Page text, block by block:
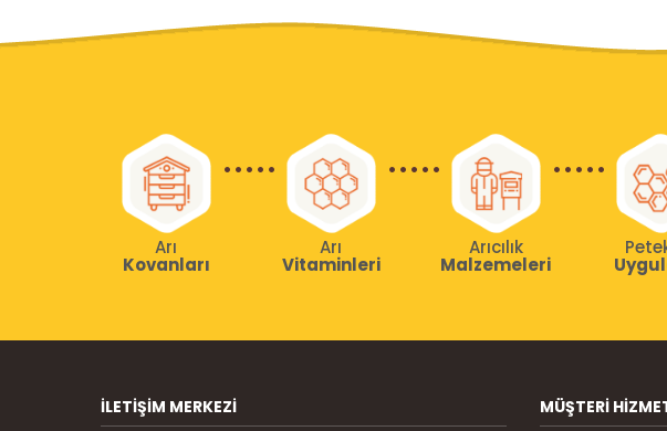
Arı
Kovanları
Arı
Vitaminleri
Arıcılık
Malzemeleri
İLETIŞIM MERKEZI MÜŞTERI